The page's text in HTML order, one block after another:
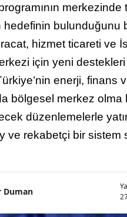
merkezinde
hedefinin bulunduğunu
hizmet ticareti ve
için yeni destekleri
enerji, finans
bölgesel merkez olma
düzenlemelerle
ve rekabetçi bir sistem
Duman